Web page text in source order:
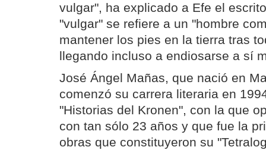
vulgar", ha explicado a Efe el
"vulgar" se refiere a un "hombre
mantener los pies en la tierra tras
llegando incluso a endiosarse a sí
José Ángel Mañas, que nació en
comenzó su carrera literaria en
"Historias del Kronen", con la que
con tan sólo 23 años y que fue la
obras que constituyeron su